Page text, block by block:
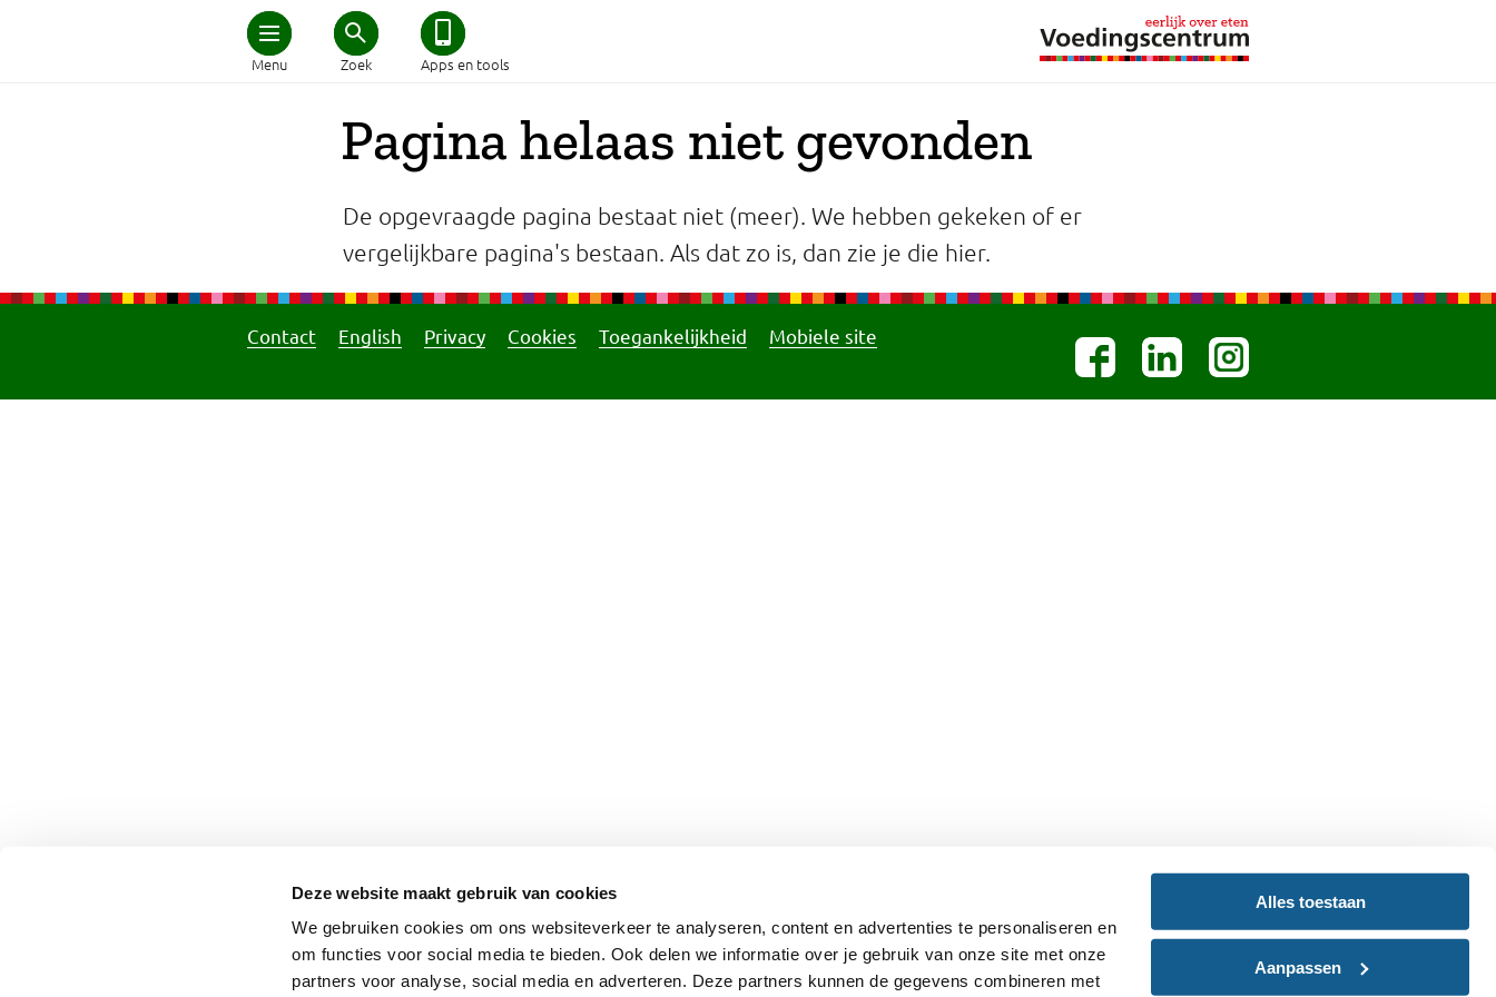
Deze website maakt gebruik van cookies
We gebruiken cookies om ons websiteverkeer te analyseren, content en advertenties te personaliseren en
om functies voor social media te bieden. Ook delen we informatie over je gebruik van onze site met onze
partners voor analyse, social media en adverteren. Deze partners kunnen de gegevens combineren met
Alles toestaan
Aanpassen
Menu Zoek Apps en tools
Home
Schijf van Vijf
Afvallen
Zwanger en kind
Pagina helaas niet gevonden
De opgevraagde pagina bestaat niet (meer). We hebben gekeken of er
vergelijkbare pagina's bestaan. Als dat zo is, dan zie je die hier.
Contact English Privacy Cookies Toegankelijkheid Mobiele site